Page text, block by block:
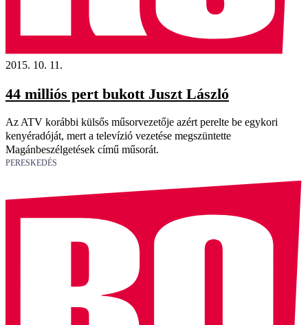
2015. 10. 11.
44 milliós pert bukott Juszt László
Az ATV korábbi külsős műsorvezetője azért perelte be egykori
kenyéradóját, mert a televízió vezetése megszüntette
Magánbeszélgetések című műsorát.
PERESKEDÉS